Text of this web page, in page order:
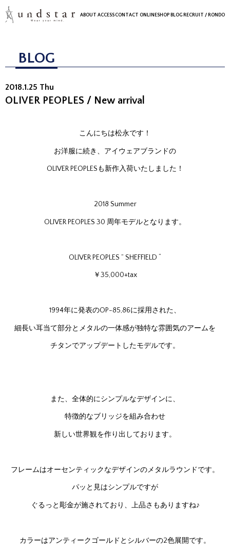
ABOUT ACCESSCONTACT ONLINESHOP BLOG RECRUIT / RONDO
BLOG
2018.1.25 Thu
OLIVER PEOPLES / New arrival
こんにちは松永です！
お洋服に続き、アイウェアブランドの
OLIVER PEOPLESも新作入荷いたしました！
2018 Summer
OLIVER PEOPLES 30 周年モデルとなります。
OLIVER PEOPLES ” SHEFFIELD “
￥35,000+tax
1994年に発表のOP-85,86に採用された、
細長い耳当て部分とメタルの一体感が独特な雰囲気のアームを
チタンでアップデートしたモデルです。
また、全体的にシンプルなデザインに、
特徴的なブリッジを組み合わせ
新しい世界観を作り出しております。
フレームはオーセンティックなデザインのメタルラウンドです。
パッと見はシンプルですが
ぐるっと彫金が施されており、上品さもありますね♪
カラーはアンティークゴールドとシルバーの2色展開です。